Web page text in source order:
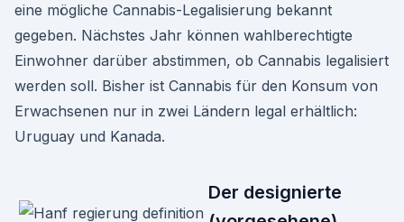
eine mögliche Cannabis-Legalisierung bekannt
gegeben. Nächstes Jahr können wahlberechtigte
Einwohner darüber abstimmen, ob Cannabis legalisiert
werden soll. Bisher ist Cannabis für den Konsum von
Erwachsenen nur in zwei Ländern legal erhältlich:
Uruguay und Kanada.
Der designierte